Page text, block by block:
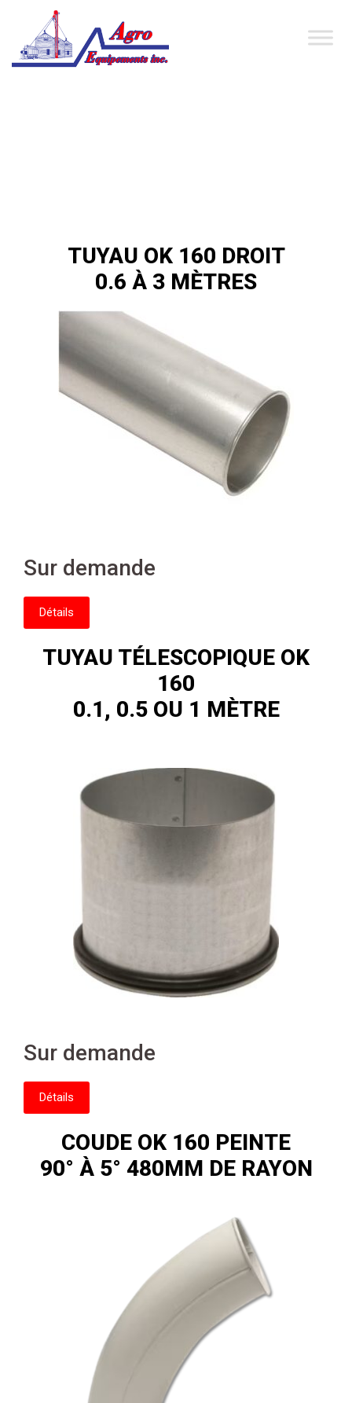
TUYAU OK 160 DROIT
0.6 À 3 MÈTRES
Sur demande
Détails
TUYAU TÉLESCOPIQUE OK
160
0.1, 0.5 OU 1 MÈTRE
Sur demande
Détails
COUDE OK 160 PEINTE
90° À 5° 480MM DE RAYON